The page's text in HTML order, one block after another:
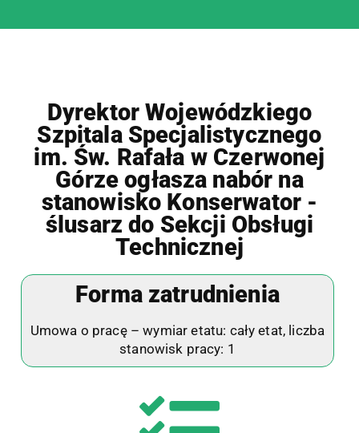
Dyrektor Wojewódzkiego
Szpitala Specjalistycznego
im. Św. Rafała w Czerwonej
Górze ogłasza nabór na
stanowisko Konserwator -
ślusarz do Sekcji Obsługi
Technicznej
Forma zatrudnienia
Umowa o pracę – wymiar etatu: cały etat, liczba
stanowisk pracy: 1